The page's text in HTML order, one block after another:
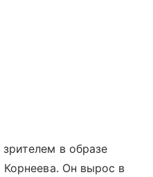
в образе
Корнеева. Он вырос в